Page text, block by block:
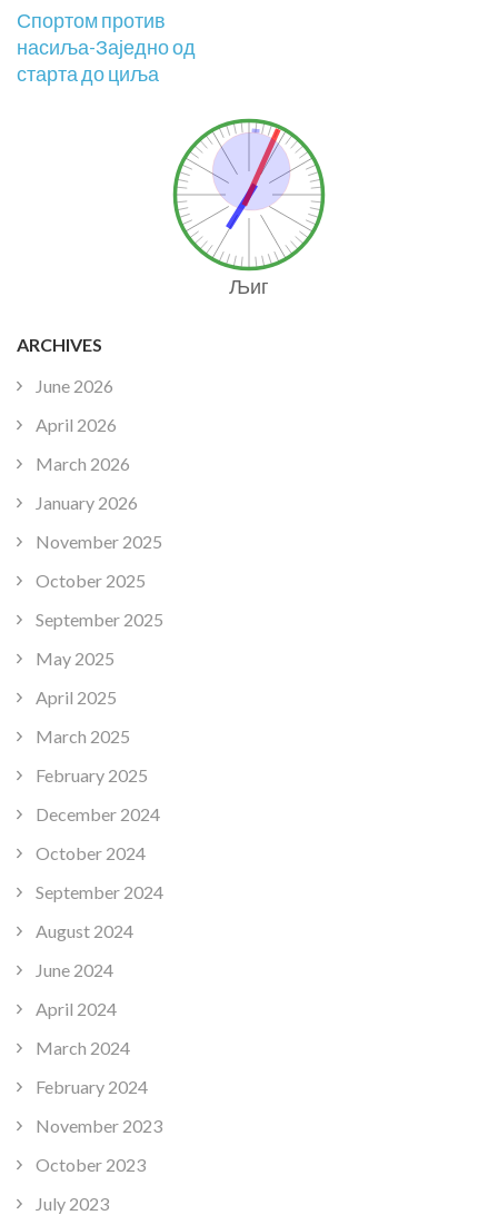
Спортом против
насиља-Заједно од
старта до циља
Љиг
ARCHIVES
June 2026
April 2026
March 2026
January 2026
November 2025
October 2025
September 2025
May 2025
April 2025
March 2025
February 2025
December 2024
October 2024
September 2024
August 2024
June 2024
April 2024
March 2024
February 2024
November 2023
October 2023
July 2023